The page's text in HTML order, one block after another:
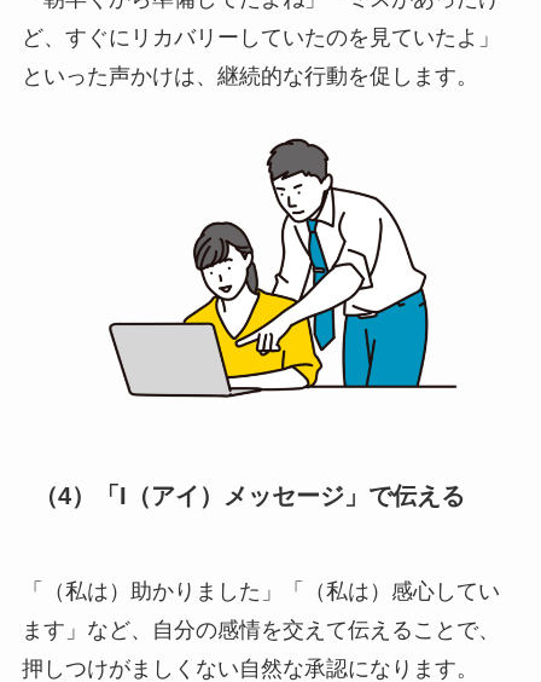
ど、すぐにリカバリーしていたのを見ていたよ」
といった声かけは、継続的な行動を促します。
（4）「I（アイ）メッセージ」で伝える
「（私は）助かりました」「（私は）感心してい
ます」など、自分の感情を交えて伝えることで、
押しつけがましくない自然な承認になります。